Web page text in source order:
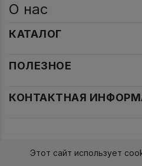
О нас
КАТАЛОГ
ПОЛЕЗНОЕ
КОНТАКТНАЯ
2017-2026гг.
Этот сайт использует